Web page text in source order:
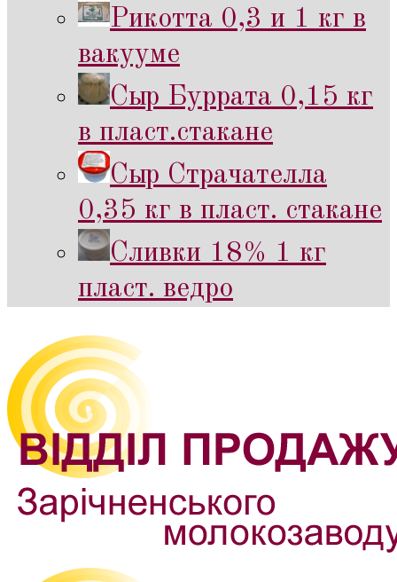
Рикотта 0,3 и 1 кг в
вакууме
Сыр Буррата 0,15 кг
в пласт.стакане
Сыр Страчателла
0,35 кг в пласт. стакане
Сливки 18% 1 кг
пласт. ведро